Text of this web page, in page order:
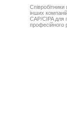
інших
CAP/CIPA для
професійного